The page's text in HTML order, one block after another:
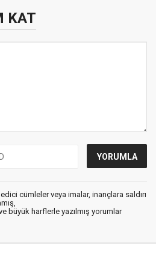
KAT
cümleler veya imalar, inançlara saldırı
büyük harflerle yazılmış yorumlar